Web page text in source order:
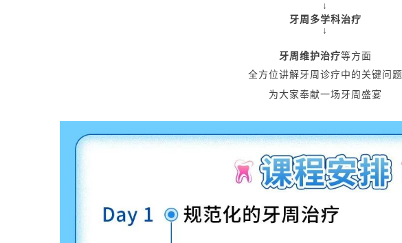
↓
牙周多学科治疗
↓
牙周维护治疗等方面
全方位讲解牙周诊疗中的关键问题
为大家奉献一场牙周盛宴